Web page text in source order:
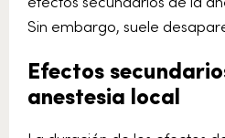
Sin embargo, suele
Efectos
anestesia local